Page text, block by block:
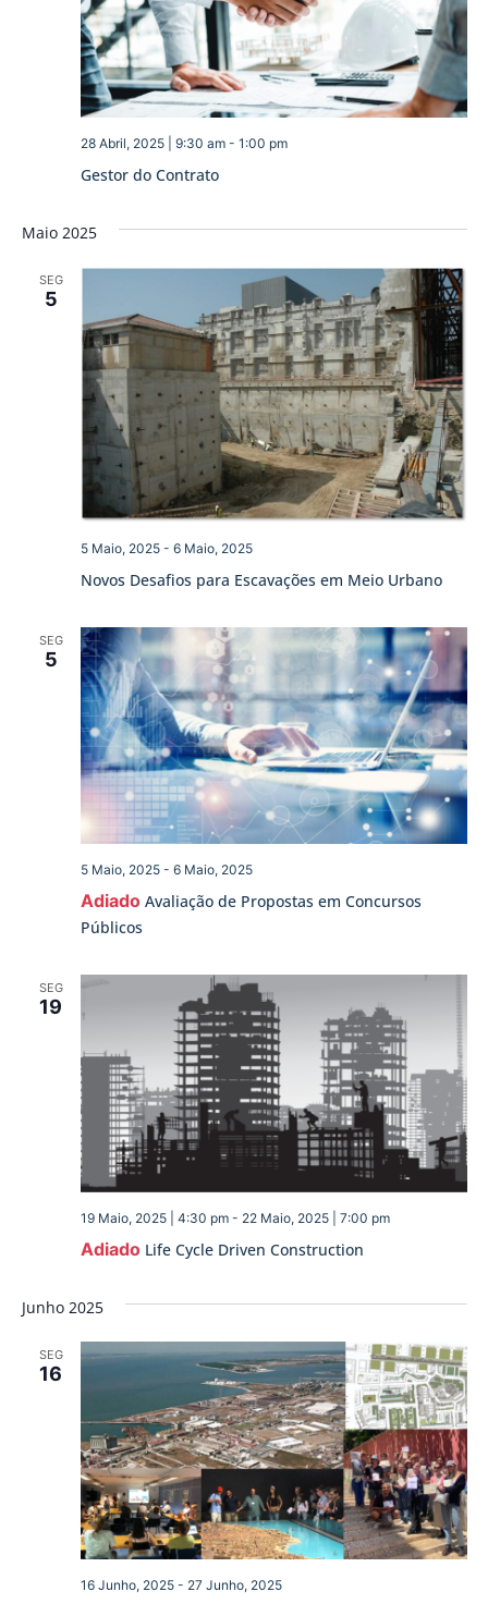
Gestor do Contrato
28 Abril, 2025 | 9:30 am- 1:00 pm
Maio 2025
SEG
5
Novos Desafios para Escavações em Meio Urbano
5 Maio, 2025- 6 Maio, 2025
SEG
5
Adiado Avaliação de Propostas em Concursos
Públicos
5 Maio, 2025- 6 Maio, 2025
SEG
19
Adiado Life Cycle Driven Construction
19 Maio, 2025 | 4:30 pm- 22 Maio, 2025 | 7:00 pm
Junho 2025
SEG
16
16 Junho, 2025- 27 Junho, 2025